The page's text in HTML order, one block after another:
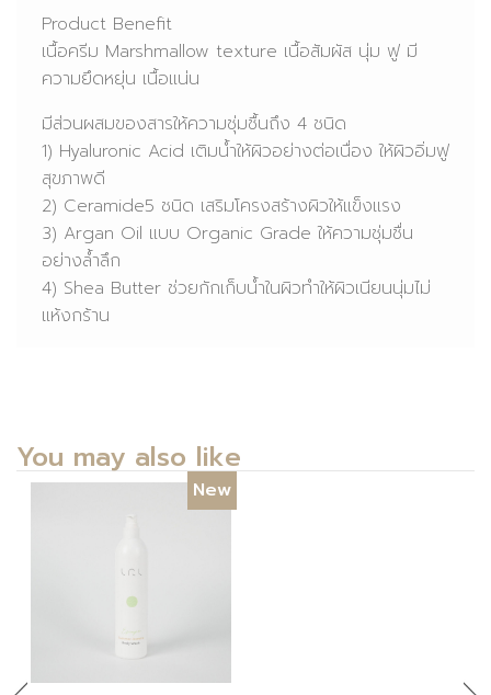
Product Benefit
เนื้อครีม Marshmallow texture เนื้อสัมผัส นุ่ม ฟู มี
ความยึดหยุ่น เนื้อแน่น
มีส่วนผสมของสารให้ความชุ่มชื้นถึง 4 ชนิด
1) Hyaluronic Acid เติมน้ำให้ผิวอย่างต่อเนื่อง ให้ผิวอิ่มฟู
สุขภาพดี
2) Ceramide5 ชนิด เสริมโครงสร้างผิวให้แข็งแรง
3) Argan Oil แบบ Organic Grade ให้ความชุ่มชื่น
อย่างล้ำลึก
4) Shea Butter ช่วยกักเก็บน้ำในผิวทำให้ผิวเนียนนุ่มไม่
แห้งกร้าน
You may also like
New